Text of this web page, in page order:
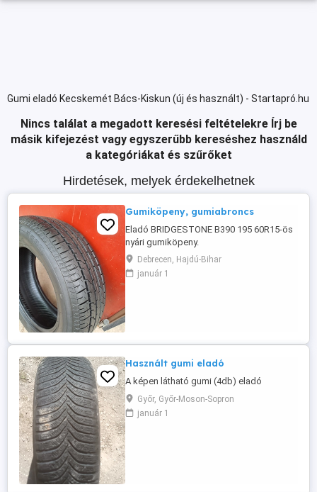
Gumi eladó Kecskemét Bács-Kiskun (új és használt) - Startapró.hu
Nincs találat a megadott keresési feltételekre Írj be
másik kifejezést vagy egyszerűbb kereséshez használd
a kategóriákat és szűrőket
Hirdetések, melyek érdekelhetnek
Gumiköpeny, gumiabroncs
Eladó BRIDGESTONE B390 195 60R15-ös
nyári gumiköpeny.
Debrecen, Hajdú-Bihar
január 1
Használt gumi eladó
A képen látható gumi (4db) eladó
Győr, Győr-Moson-Sopron
január 1